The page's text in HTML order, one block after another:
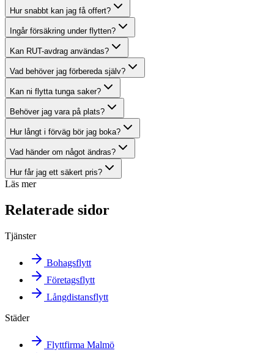
Hur snabbt kan jag få offert?
Ingår försäkring under flytten?
Kan RUT-avdrag användas?
Vad behöver jag förbereda själv?
Kan ni flytta tunga saker?
Behöver jag vara på plats?
Hur långt i förväg bör jag boka?
Vad händer om något ändras?
Hur får jag ett säkert pris?
Läs mer
Relaterade sidor
Tjänster
Bohagsflytt
Företagsflytt
Långdistansflytt
Städer
Flyttfirma Malmö